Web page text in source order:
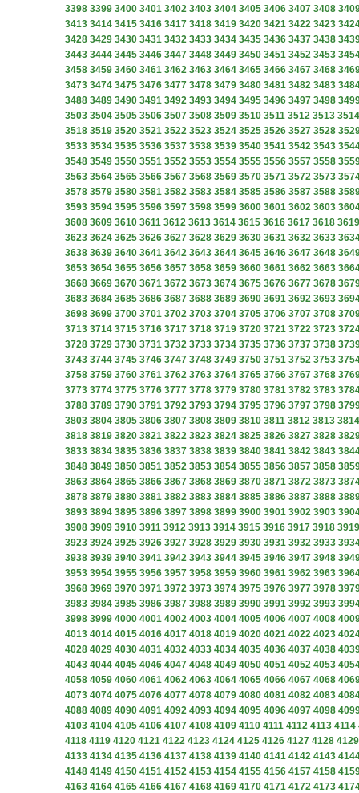
3398 3399 3400 3401 3402 3403 3404 3405 3406 3407 3408
3413 3414 3415 3416 3417 3418 3419 3420 3421 3422 3423
3428 3429 3430 3431 3432 3433 3434 3435 3436 3437 3438
3443 3444 3445 3446 3447 3448 3449 3450 3451 3452 3453
3458 3459 3460 3461 3462 3463 3464 3465 3466 3467 3468
3473 3474 3475 3476 3477 3478 3479 3480 3481 3482 3483
3488 3489 3490 3491 3492 3493 3494 3495 3496 3497 3498
3503 3504 3505 3506 3507 3508 3509 3510 3511 3512 3513 3514
3518 3519 3520 3521 3522 3523 3524 3525 3526 3527 3528
3533 3534 3535 3536 3537 3538 3539 3540 3541 3542 3543
3548 3549 3550 3551 3552 3553 3554 3555 3556 3557 3558
3563 3564 3565 3566 3567 3568 3569 3570 3571 3572 3573
3578 3579 3580 3581 3582 3583 3584 3585 3586 3587 3588
3593 3594 3595 3596 3597 3598 3599 3600 3601 3602 3603
3608 3609 3610 3611 3612 3613 3614 3615 3616 3617 3618 3619
3623 3624 3625 3626 3627 3628 3629 3630 3631 3632 3633
3638 3639 3640 3641 3642 3643 3644 3645 3646 3647 3648
3653 3654 3655 3656 3657 3658 3659 3660 3661 3662 3663
3668 3669 3670 3671 3672 3673 3674 3675 3676 3677 3678
3683 3684 3685 3686 3687 3688 3689 3690 3691 3692 3693
3698 3699 3700 3701 3702 3703 3704 3705 3706 3707 3708
3713 3714 3715 3716 3717 3718 3719 3720 3721 3722 3723
3728 3729 3730 3731 3732 3733 3734 3735 3736 3737 3738
3743 3744 3745 3746 3747 3748 3749 3750 3751 3752 3753
3758 3759 3760 3761 3762 3763 3764 3765 3766 3767 3768
3773 3774 3775 3776 3777 3778 3779 3780 3781 3782 3783
3788 3789 3790 3791 3792 3793 3794 3795 3796 3797 3798
3803 3804 3805 3806 3807 3808 3809 3810 3811 3812 3813 3814
3818 3819 3820 3821 3822 3823 3824 3825 3826 3827 3828
3833 3834 3835 3836 3837 3838 3839 3840 3841 3842 3843
3848 3849 3850 3851 3852 3853 3854 3855 3856 3857 3858
3863 3864 3865 3866 3867 3868 3869 3870 3871 3872 3873
3878 3879 3880 3881 3882 3883 3884 3885 3886 3887 3888
3893 3894 3895 3896 3897 3898 3899 3900 3901 3902 3903
3908 3909 3910 3911 3912 3913 3914 3915 3916 3917 3918 3919
3923 3924 3925 3926 3927 3928 3929 3930 3931 3932 3933
3938 3939 3940 3941 3942 3943 3944 3945 3946 3947 3948
3953 3954 3955 3956 3957 3958 3959 3960 3961 3962 3963
3968 3969 3970 3971 3972 3973 3974 3975 3976 3977 3978
3983 3984 3985 3986 3987 3988 3989 3990 3991 3992 3993
3998 3999 4000 4001 4002 4003 4004 4005 4006 4007 4008
4013 4014 4015 4016 4017 4018 4019 4020 4021 4022 4023
4028 4029 4030 4031 4032 4033 4034 4035 4036 4037 4038
4043 4044 4045 4046 4047 4048 4049 4050 4051 4052 4053
4058 4059 4060 4061 4062 4063 4064 4065 4066 4067 4068
4073 4074 4075 4076 4077 4078 4079 4080 4081 4082 4083
4088 4089 4090 4091 4092 4093 4094 4095 4096 4097 4098
4103 4104 4105 4106 4107 4108 4109 4110 4111 4112 4113 4114
4118 4119 4120 4121 4122 4123 4124 4125 4126 4127 4128 4129
4133 4134 4135 4136 4137 4138 4139 4140 4141 4142 4143
4148 4149 4150 4151 4152 4153 4154 4155 4156 4157 4158
4163 4164 4165 4166 4167 4168 4169 4170 4171 4172 4173